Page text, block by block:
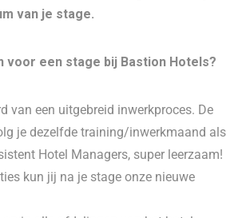
van je stage.
voor een stage bij Bastion Hotels?
van een uitgebreid inwerkproces. De
je dezelfde training/inwerkmaand als
Hotel Managers, super leerzaam!
kun jij na je stage onze nieuwe